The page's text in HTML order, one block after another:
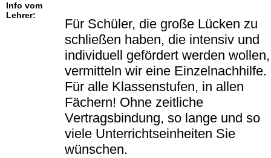
Info vom
Lehrer:
Für Schüler, die große Lücken zu
schließen haben, die intensiv und
individuell gefördert werden wollen,
vermitteln wir eine Einzelnachhilfe.
Für alle Klassenstufen, in allen
Fächern! Ohne zeitliche
Vertragsbindung, so lange und so
viele Unterrichtseinheiten Sie
wünschen.